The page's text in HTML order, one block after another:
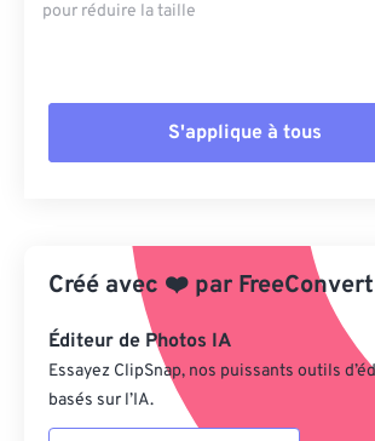
pour réduire la taille
S'applique à tous
Appliquer à partir du préréglage
Enregistrer comme préréglage
Créé avec ❤️ par FreeConvert
Éditeur de Photos IA
Essayez ClipSnap, nos puissants outils
basés sur l’IA.